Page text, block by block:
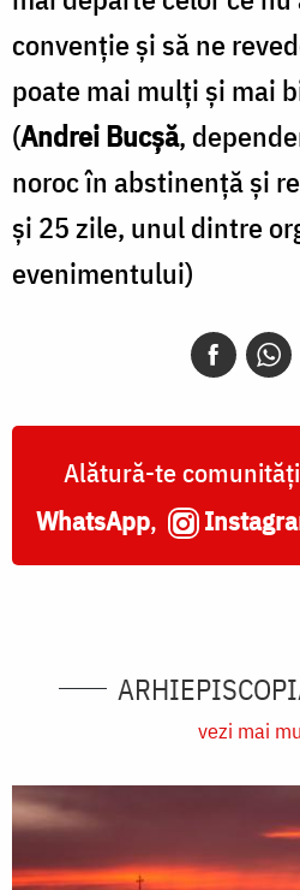
convenție și să ne
poate mai mulți și mai
(Andrei Bucșă,
noroc în abstinență și
și 25 zile, unul dintre
evenimentului)
Alătură-te
WhatsApp,
vezi mai